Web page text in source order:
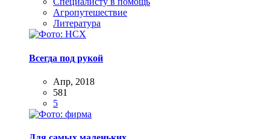
Агропутешествие
Литература
Всегда под рукой
Апр, 2018
581
5